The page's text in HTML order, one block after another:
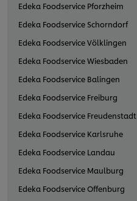
Edeka Foodservice Pforzheim
Edeka Foodservice Schorndorf
Edeka Foodservice Völklingen
Edeka Foodservice Wiesbaden
Edeka Foodservice Balingen
Edeka Foodservice Freiburg
Edeka Foodservice Freudenstadt
Edeka Foodservice Karlsruhe
Edeka Foodservice Landau
Edeka Foodservice Maulburg
Edeka Foodservice Offenburg